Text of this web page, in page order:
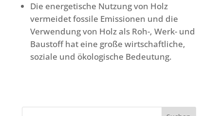
Die energetische Nutzung von Holz
vermeidet fossile Emissionen und die
Verwendung von Holz als Roh-, Werk- und
Baustoff hat eine große wirtschaftliche,
soziale und ökologische Bedeutung.